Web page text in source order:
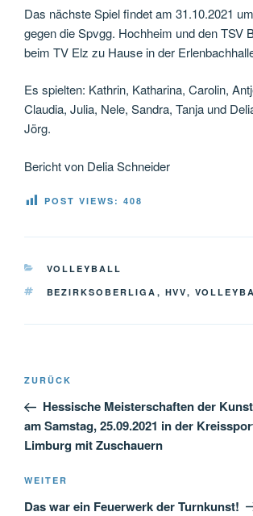
Das nächste Spiel findet am 31.10.2021
gegen die Spvgg. Hochheim und den TSV
beim TV Elz zu Hause in der
Es spielten: Kathrin, Katharina, Carolin,
Claudia, Julia, Nele, Sandra, Tanja und
Jörg.
Bericht von Delia Schneider
POST VIEWS: 408
KATEGORIEN
VOLLEYBALL
SCHLAGWÖRTER
BEZIRKSOBERLIGA , HVV,
Beitragsnavigation
Vorheriger
Beitrag
ZURÜCK
Hessische Meisterschaften der
am Samstag, 25.09.2021 in der
Limburg mit Zuschauern
Nächster
Beitrag
WEITER
Das war ein Feuerwerk der Turnkunst!